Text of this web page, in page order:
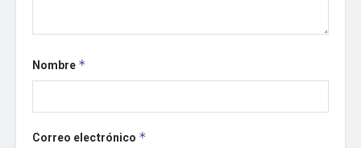
Nombre *
Correo electrónico *